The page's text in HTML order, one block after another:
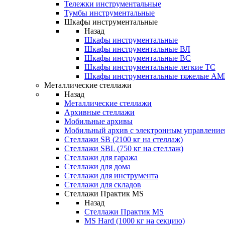
Тележки инструментальные
Тумбы инструментальные
Шкафы инструментальные
Назад
Шкафы инструментальные
Шкафы инструментальные ВЛ
Шкафы инструментальные ВС
Шкафы инструментальные легкие ТС
Шкафы инструментальные тяжелые
Металлические стеллажи
Назад
Металлические стеллажи
Архивные стеллажи
Мобильные архивы
Мобильный архив с электронным
Стеллажи SB (2100 кг на стеллаж)
Стеллажи SBL (750 кг на стеллаж)
Стеллажи для гаража
Стеллажи для дома
Стеллажи для инструмента
Стеллажи для складов
Стеллажи Практик MS
Назад
Стеллажи Практик MS
MS Hard (1000 кг на секцию)